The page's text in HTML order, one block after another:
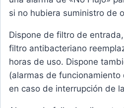
si no hubiera suministro de
Dispone de filtro de
filtro antibacteriano
horas de uso. Dispone
(alarmas de
en caso de interrupción de